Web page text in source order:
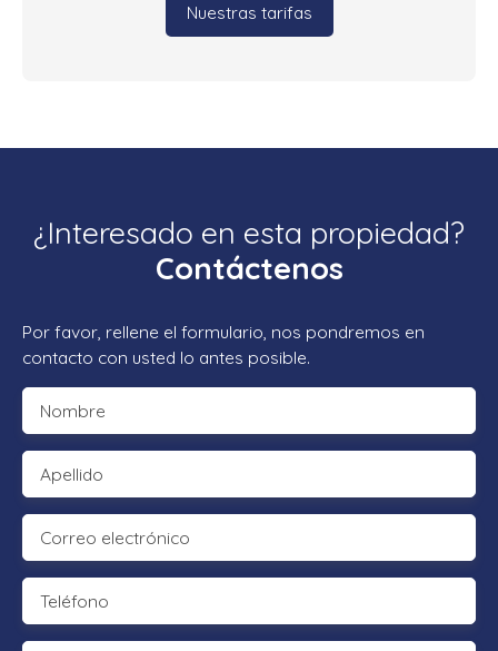
Nuestras tarifas
¿Interesado en esta propiedad?
Contáctenos
Por favor, rellene el formulario, nos pondremos en
contacto con usted lo antes posible.
Nombre
Apellido
Correo electrónico
Teléfono